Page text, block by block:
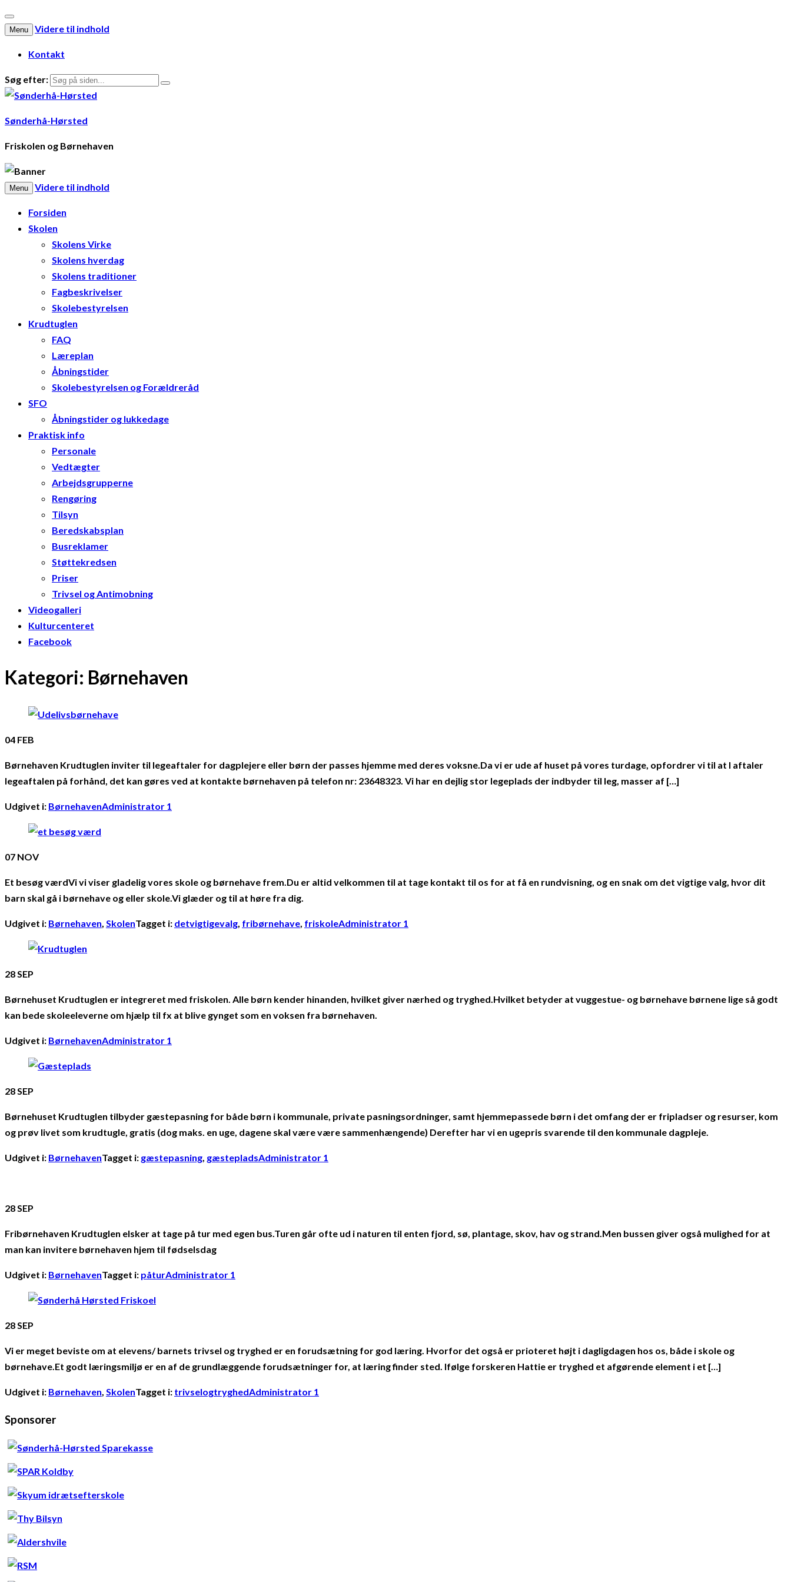
Menu Videre til indhold
Kontakt
Søg efter:
Sønderhå-Hørsted
Friskolen og Børnehaven
Menu Videre til indhold
Forsiden
Skolen
Skolens Virke
Skolens hverdag
Skolens traditioner
Fagbeskrivelser
Skolebestyrelsen
Krudtuglen
FAQ
Læreplan
Åbningstider
Skolebestyrelsen og Forældreråd
SFO
Åbningstider og lukkedage
Praktisk info
Personale
Vedtægter
Arbejdsgrupperne
Rengøring
Tilsyn
Beredskabsplan
Busreklamer
Støttekredsen
Priser
Trivsel og Antimobning
Videogalleri
Kulturcenteret
Facebook
Kategori: Børnehaven
04 FEB
Børnehaven Krudtuglen inviter til legeaftaler for dagplejere eller børn der passes hjemme med deres voksne.Da vi er ude af huset på vores turdage, opfordrer vi til at I aftaler
legeaftalen på forhånd, det kan gøres ved at kontakte børnehaven på telefon nr: 23648323. Vi har en dejlig stor legeplads der indbyder til leg, masser af […]
Udgivet i: BørnehavenAdministrator 1
07 NOV
Et besøg værdVi vi viser gladelig vores skole og børnehave frem.Du er altid velkommen til at tage kontakt til os for at få en rundvisning, og en snak om det vigtige valg, hvor dit
barn skal gå i børnehave og eller skole.Vi glæder og til at høre fra dig.
Udgivet i: Børnehaven, SkolenTagget i: detvigtigevalg, fribørnehave, friskoleAdministrator 1
28SEP
Børnehuset Krudtuglen er integreret med friskolen. Alle børn kender hinanden, hvilket giver nærhed og tryghed.Hvilket betyder at vuggestue- og børnehave børnene lige så godt
kan bede skoleeleverne om hjælp til fx at blive gynget som en voksen fra børnehaven.
Udgivet i: BørnehavenAdministrator 1
28SEP
Børnehuset Krudtuglen tilbyder gæstepasning for både børn i kommunale, private pasningsordninger, samt hjemmepassede børn i det omfang der er fripladser og resurser, kom
og prøv livet som krudtugle, gratis (dog maks. en uge, dagene skal være være sammenhængende) Derefter har vi en ugepris svarende til den kommunale dagpleje.
Udgivet i: BørnehavenTagget i: gæstepasning, gæstepladsAdministrator 1
28SEP
Fribørnehaven Krudtuglen elsker at tage på tur med egen bus.Turen går ofte ud i naturen til enten fjord, sø, plantage, skov, hav og strand.Men bussen giver også mulighed for at
man kan invitere børnehaven hjem til fødselsdag
Udgivet i: BørnehavenTagget i: påturAdministrator 1
28SEP
Vi er meget beviste om at elevens/ barnets trivsel og tryghed er en forudsætning for god læring. Hvorfor det også er prioteret højt i dagligdagen hos os, både i skole og
børnehave.Et godt læringsmiljø er en af de grundlæggende forudsætninger for, at læring finder sted. Ifølge forskeren Hattie er tryghed et afgørende element i et […]
Udgivet i: Børnehaven, SkolenTagget i: trivselogtryghedAdministrator 1
Sponsorer